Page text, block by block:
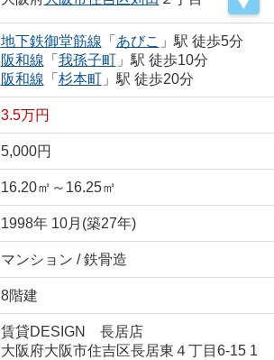
地下鉄御堂筋線 「 あびこ 」駅 徒歩5分
阪和線 「 我孫子町」駅 徒歩10分
阪和線 「 杉本町」駅 徒歩20分
3.5万円
5,000円
16.20㎡～16.25㎡
1998年 10月(築27年)
マンション / 鉄骨造
8階建
賃貸DESIGN 長居店
大阪府大阪市住吉区長居東４丁目6-15 1